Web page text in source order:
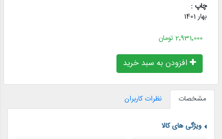
چاپ :
بهار 1401
2٬931٬000 تومان
افزودن به سبد خرید
مشخصات نظرات کاربران
ویژگی های کالا